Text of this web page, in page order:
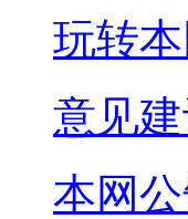
玩转本
意见
本网